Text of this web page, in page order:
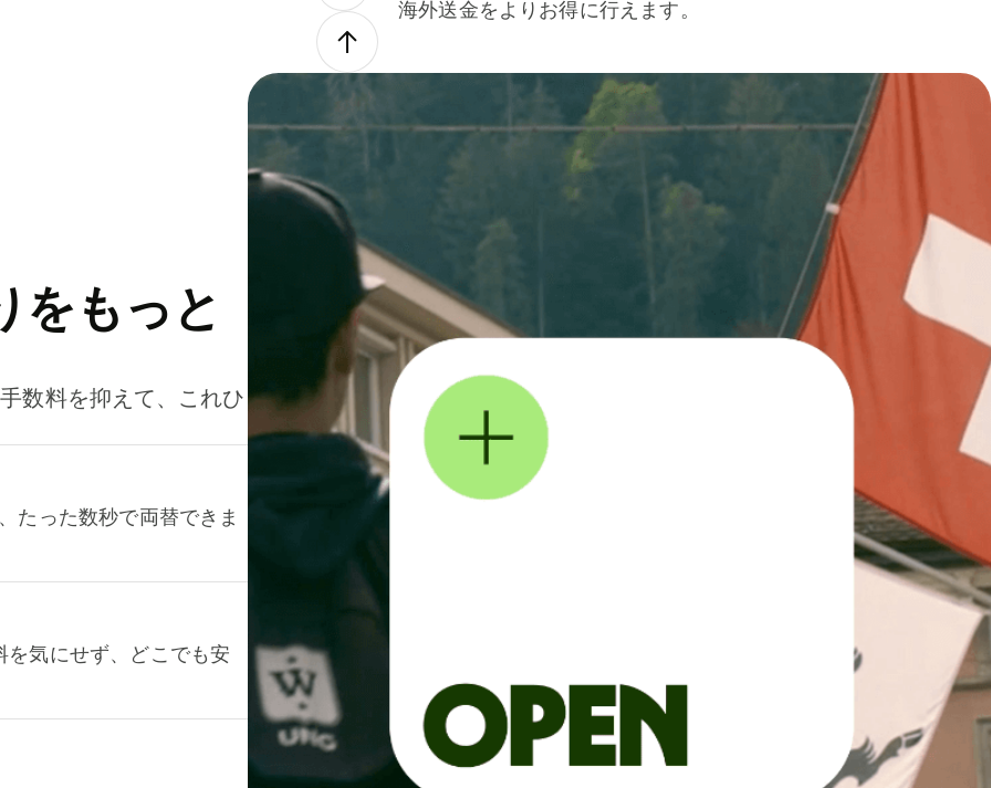
海外送金をよりお得に行えます。
をもっと
数料を抑えて、これひ
たった数秒で両替できま
気にせず、どこでも安